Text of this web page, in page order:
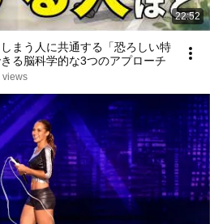
22:52
しまう人に共通する「恐ろしい特
る脳科学的な3つのアプローチ
views